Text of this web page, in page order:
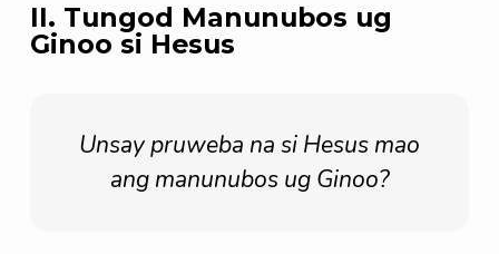
II. Tungod Manunubos ug
Ginoo si Hesus
Unsay pruweba na si Hesus mao
ang manunubos ug Ginoo?